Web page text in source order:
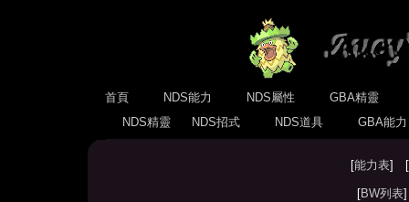
首頁 NDS能力 NDS屬性
GBA精靈
NDS精靈
NDS招式 NDS道具 GBA能
[能力表] [
[BW列表